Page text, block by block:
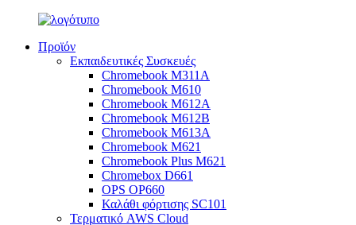
Προϊόν
Εκπαιδευτικές Συσκευές
Chromebook M311A
Chromebook M610
Chromebook M612A
Chromebook M612B
Chromebook M613A
Chromebook M621
Chromebook Plus M621
Chromebox D661
OPS OP660
Καλάθι φόρτισης SC101
Τερματικό AWS Cloud